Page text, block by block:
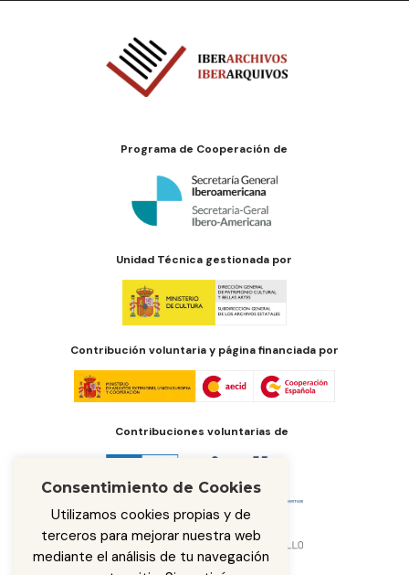
Programa de Cooperación de
Unidad Técnica gestionada por
Contribución voluntaria y página financiada por
Contribuciones voluntarias de
Consentimiento de Cookies
Utilizamos cookies propias y de
terceros para mejorar nuestra web
mediante el análisis de tu navegación